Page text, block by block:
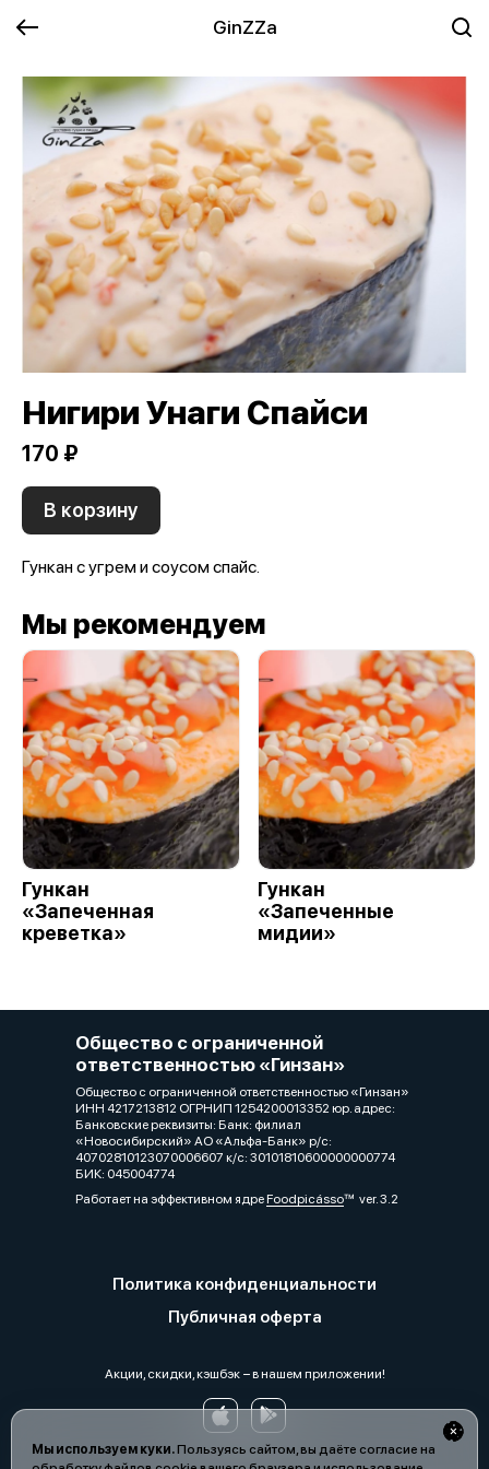
GinZZa
Мы используем куки.Пользуясь сайтом, вы даёте согласие на
Нигири Унаги Спайси
170 ₽
В корзину
Гункан с угрем и соусом спайс.
Мы рекомендуем
Гункан
«Запеченная
креветка»
Гункан
«Запеченные
мидии»
Общество с ограниченной
ответственностью «Гинзан»
Общество с ограниченной ответственностью «Гинзан»
ИНН 4217213812 ОГРНИП 1254200013352 юр. адрес:
Банковские реквизиты: Банк: филиал
«Новосибирский» АО «Альфа-Банк» р/с:
40702810123070006607 к/с: 30101810600000000774
БИК: 045004774
Работает на эффективном ядреFoodpicássover. 3.2
Политика конфиденциальности
Публичная оферта
Акции, скидки, кэшбэк − в нашем приложении!